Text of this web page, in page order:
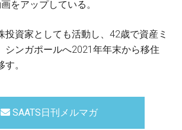
をアップしている。
投資家としても活動し、42歳で資産ミ
シンガポールへ2021年年末から移住
。
SAATS日刊メルマガ